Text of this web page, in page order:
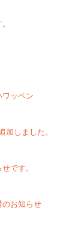
ッペン
加しました。
です。
のお知らせ